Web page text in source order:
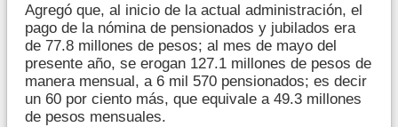
Agregó que, al inicio de la actual administración, el
pago de la nómina de pensionados y jubilados era
de 77.8 millones de pesos; al mes de mayo del
presente año, se erogan 127.1 millones de pesos de
manera mensual, a 6 mil 570 pensionados; es decir
un 60 por ciento más, que equivale a 49.3 millones
de pesos mensuales.